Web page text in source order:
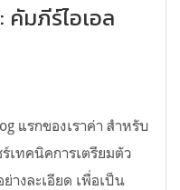
คัมภีร์ไอเอล
แรกของเราค่า สำหรับ
เทคนิคการเตรียมตัว
างละเอียด เพื่อเป็น